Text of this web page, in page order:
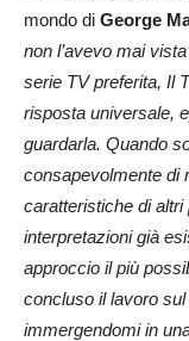
mondo di George
non l’avevo mai
serie TV preferita, Il
risposta universale,
guardarla. Quando
consapevolmente di
caratteristiche di
interpretazioni già
approccio il più
concluso il lavoro
immergendomi in